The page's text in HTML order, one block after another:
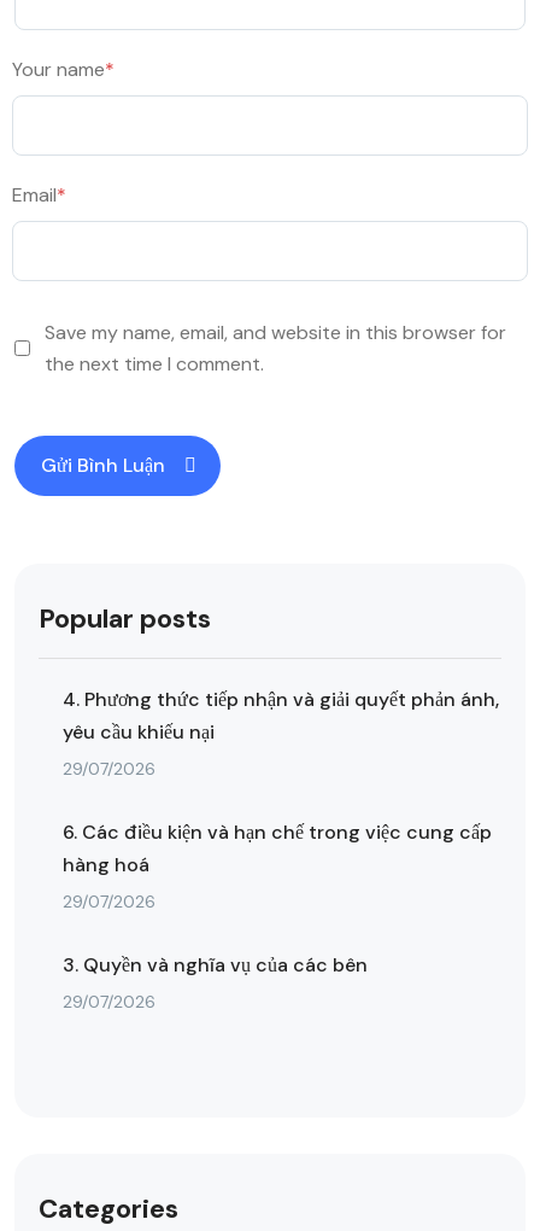
Your name*
Email*
Save my name, email, and website in this browser for
the next time I comment.
Popular posts
4. Phương thức tiếp nhận và giải quyết phản ánh,
yêu cầu khiếu nại
29/07/2026
6. Các điều kiện và hạn chế trong việc cung cấp
hàng hoá
29/07/2026
3. Quyền và nghĩa vụ của các bên
29/07/2026
Categories